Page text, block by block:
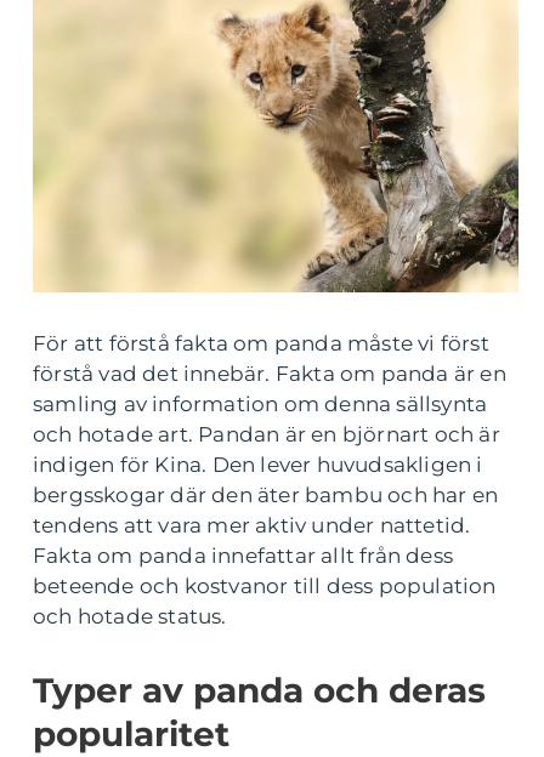
För att förstå fakta om panda måste vi först
förstå vad det innebär. Fakta om panda är en
samling av information om denna sällsynta
och hotade art. Pandan är en björnart och är
indigen för Kina. Den lever huvudsakligen i
bergsskogar där den äter bambu och har en
tendens att vara mer aktiv under nattetid.
Fakta om panda innefattar allt från dess
beteende och kostvanor till dess population
och hotade status.
Typer av panda och deras
popularitet